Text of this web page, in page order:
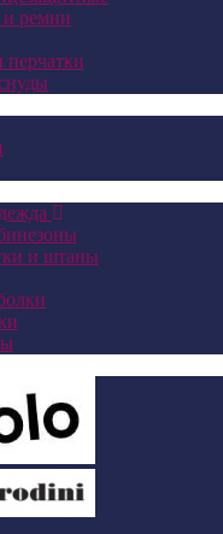
ремни
и штаны